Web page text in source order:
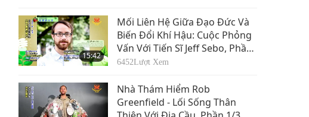
15:42
Mối Liên Hệ Giữa Đạo Đức Và
Biến Đổi Khí Hậu: Cuộc Phỏng
Vấn Với Tiến Sĩ Jeff Sebo, Phần
1/2
6452Lượt Xem
Nhà Thám Hiểm Rob
Greenfield - Lối Sống Thân